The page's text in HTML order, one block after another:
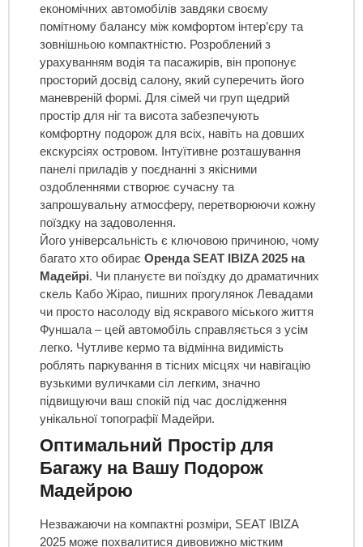
економічних автомобілів завдяки своєму
помітному балансу між комфортом інтер’єру та
зовнішньою компактністю. Розроблений з
урахуванням водія та пасажирів, він пропонує
просторий досвід салону, який суперечить його
маневреній формі. Для сімей чи груп щедрий
простір для ніг та висота забезпечують
комфортну подорож для всіх, навіть на довших
екскурсіях островом. Інтуїтивне розташування
панелі приладів у поєднанні з якісними
оздобленнями створює сучасну та
запрошувальну атмосферу, перетворюючи кожну
поїздку на задоволення.
Його універсальність є ключовою причиною, чому
багато хто обирає Оренда SEAT IBIZA 2025 на
Мадейрі. Чи плануєте ви поїздку до драматичних
скель Кабо Жірао, пишних прогулянок Левадами
чи просто насолоду від яскравого міського життя
Фуншала – цей автомобіль справляється з усім
легко. Чутливе кермо та відмінна видимість
роблять паркування в тісних місцях чи навігацію
вузькими вуличками сіл легким, значно
підвищуючи ваш спокій під час дослідження
унікальної топографії Мадейри.
Оптимальний Простір для
Багажу на Вашу Подорож
Мадейрою
Незважаючи на компактні розміри, SEAT IBIZA
2025 може похвалитися дивовижно містким